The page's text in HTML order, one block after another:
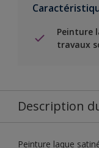
Peinture
travaux
Description
Peinture laque